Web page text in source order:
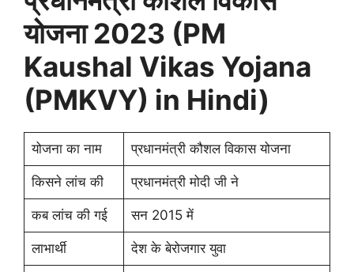
योजना 2023 (PM
Kaushal Vikas Yojana
(PMKVY) in Hindi)
योजना का नाम प्रधानमंत्री कौशल विकास योजना
किसने लांच की प्रधानमंत्री मोदी जी ने
कब लांच की गई सन 2015 में
लाभार्थी देश के बेरोजगार युवा